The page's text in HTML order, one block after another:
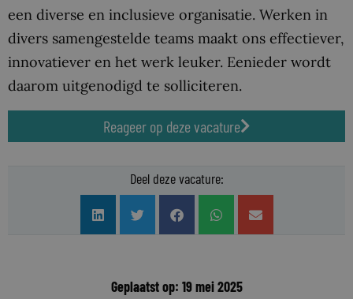
een diverse en inclusieve organisatie. Werken in
divers samengestelde teams maakt ons effectiever,
innovatiever en het werk leuker. Eenieder wordt
daarom uitgenodigd te solliciteren.
Reageer op deze vacature
Deel deze vacature:
Geplaatst op: 19 mei 2025